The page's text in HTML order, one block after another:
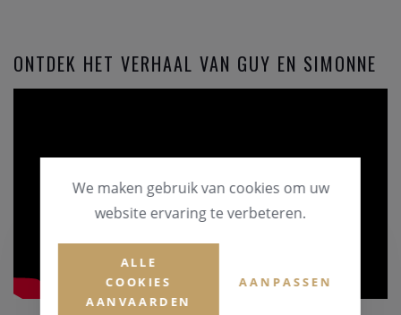
ONTDEK HET VERHAAL VAN GUY EN SIMONNE
We maken gebruik van cookies om uw
website ervaring te verbeteren.
ALLE
COOKIES
AANVAARDEN
AANPASSEN